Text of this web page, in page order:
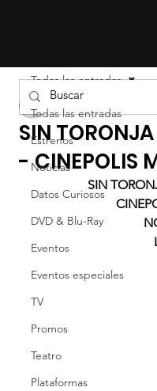
Todas las entradas
Estrenos
Noticias
Datos Curiosos
DVD & Blu-Ray
Eventos
Eventos especiales
TV
Promos
Teatro
Plataformas
Todas las entradas
SIN
- CINEPOLIS
SIN